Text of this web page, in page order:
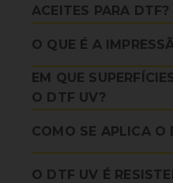
ACEITES PARA DTF?
O QUE É A
EM QUE
O DTF UV?
COMO SE APLICA O
O DTF UV É